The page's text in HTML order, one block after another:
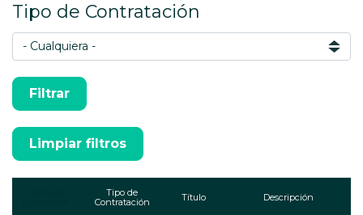
Tipo de Contratación
Tipo de
Contratación
Título Descripción